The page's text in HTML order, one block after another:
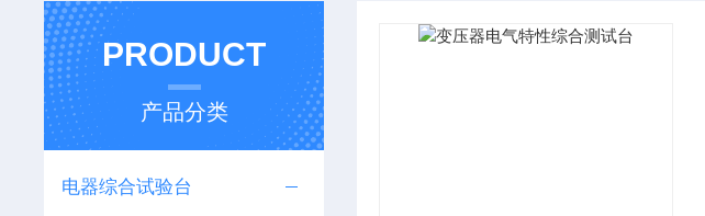
PRODUCT
产品分类
电器综合试验台